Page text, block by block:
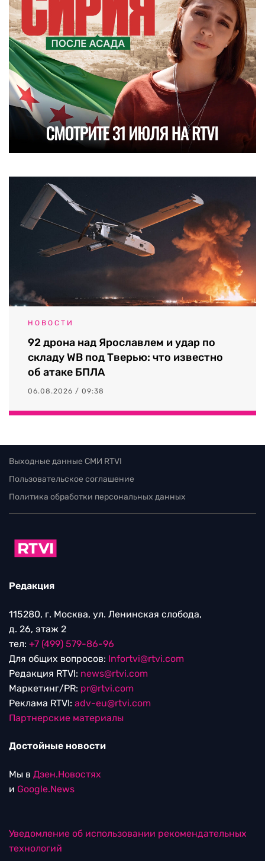
НОВОСТИ
92 дрона над Ярославлем и удар по
складу WB под Тверью: что известно
об атаке БПЛА
06.08.2026 / 09:38
Выходные данные СМИ RTVI
Пользовательское соглашение
Политика обработки персональных данных
Редакция
115280, г. Москва, ул. Ленинская слобода,
д. 26, этаж 2
тел: +7 (499) 579-86-96
Для общих вопросов: Infortvi@rtvi.com
Редакция RTVI: news@rtvi.com
Маркетинг/PR: pr@rtvi.com
Реклама RTVI: adv-eu@rtvi.com
Партнерские материалы
Достойные новости
Мы в Дзен.Новостях
и Google.News
Уведомление об использовании рекомендательных
технологий